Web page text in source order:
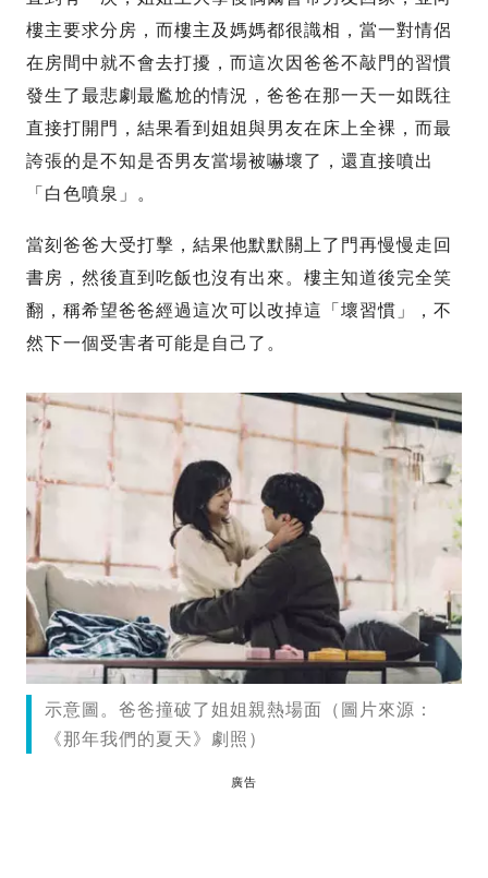
樓主要求分房，而樓主及媽媽都很識相，當一對情侶
在房間中就不會去打擾，而這次因爸爸不敲門的習慣
發生了最悲劇最尷尬的情況，爸爸在那一天一如既往
直接打開門，結果看到姐姐與男友在床上全裸，而最
誇張的是不知是否男友當場被嚇壞了，還直接噴出
「白色噴泉」。
當刻爸爸大受打擊，結果他默默關上了門再慢慢走回
書房，然後直到吃飯也沒有出來。樓主知道後完全笑
翻，稱希望爸爸經過這次可以改掉這「壞習慣」，不
然下一個受害者可能是自己了。
示意圖。爸爸撞破了姐姐親熱場面（圖片來源：
《那年我們的夏天》劇照）
廣告